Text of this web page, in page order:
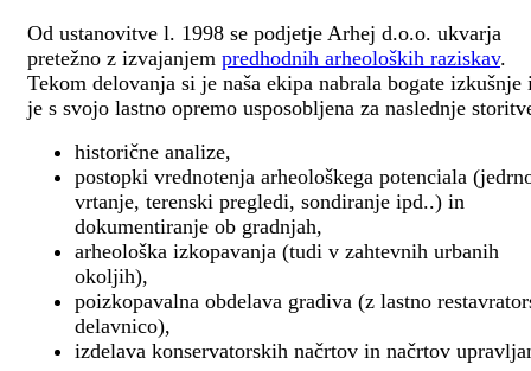
Od ustanovitve l. 1998 se podjetje Arhej d.o.o. ukvarja
pretežno z izvajanjem predhodnih arheoloških raziskav.
Tekom delovanja si je naša ekipa nabrala bogate izkušnje
je s svojo lastno opremo usposobljena za naslednje
historične analize,
postopki vrednotenja arheološkega potenciala
vrtanje, terenski pregledi, sondiranje ipd..) in
dokumentiranje ob gradnjah,
arheološka izkopavanja (tudi v zahtevnih urbanih
okoljih),
poizkopavalna obdelava gradiva (z lastno
delavnico),
izdelava konservatorskih načrtov in načrtov